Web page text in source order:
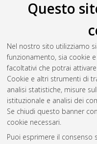
Questo
Nel nostro sito utilizziamo
funzionamento, sia cookie
facoltativi che potrai
Cookie e altri strumenti di
analisi statistiche, misure
istituzionale e analisi dei
Se chiudi questo banner
cookie necessari.
Puoi esprimere il consenso
Viollet-le-Duc,
Università di Bologna.
Ciclo. DOI 10.6092/
Questa lista e' stata
Atom